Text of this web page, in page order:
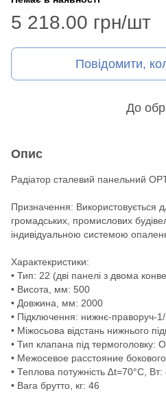
5 218.00 грн/шт
Повідомити,
До
Опис
Радіатор сталевий панельний
Призначення: Використовується
громадських, промислових
індивідуальною системою
Характекристики:
• Тип: 22 (дві панелі з двома
• Висота, мм: 500
• Довжина, мм: 2000
• Підключення: нижнє-праворуч-
• Міжосьова відстань нижнього
• Тип клапана під термоголовку:
• Межосевое расстояние
• Теплова потужність ∆t=70°C,
• Вага брутто, кг: 46